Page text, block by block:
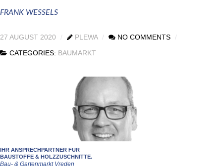
FRANK WESSELS
27 AUGUST 2020 PLEWA NO COMMENTS
CATEGORIES: BAUMARKT
IHR ANSPRECHPARTNER FÜR
BAUSTOFFE & HOLZZUSCHNITTE.
Bau- & Gartenmarkt Vreden